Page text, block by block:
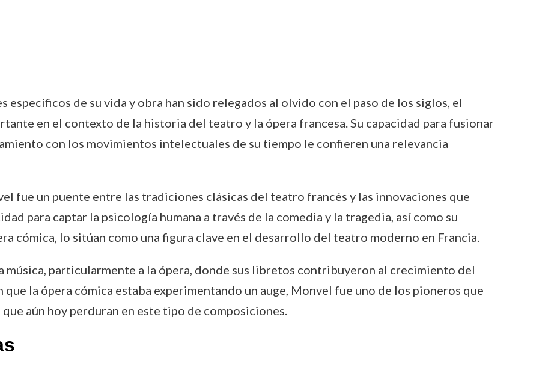
específicos de su vida y obra han sido relegados al olvido con el paso de los siglos, el
en el contexto de la historia del teatro y la ópera francesa. Su capacidad para fusionar
con los movimientos intelectuales de su tiempo le confieren una relevancia
fue un puente entre las tradiciones clásicas del teatro francés y las innovaciones que
para captar la psicología humana a través de la comedia y la tragedia, así como su
cómica, lo sitúan como una figura clave en el desarrollo del teatro moderno en Francia.
música, particularmente a la ópera, donde sus libretos contribuyeron al crecimiento del
que la ópera cómica estaba experimentando un auge, Monvel fue uno de los pioneros que
aún hoy perduran en este tipo de composiciones.